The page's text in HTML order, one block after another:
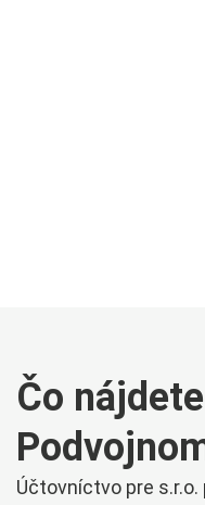
Čo
Účtovníctvo pre